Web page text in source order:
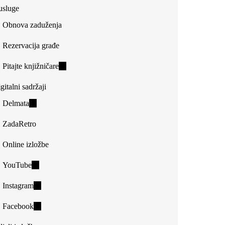
Obnova zaduženja
Rezervacija građe
Pitajte knjižničare(link
sadržaji
Delmata
external)
ZadaRetro
Online izložbe
YouTube(link
external)
Instagram(link
external)
Facebook(link